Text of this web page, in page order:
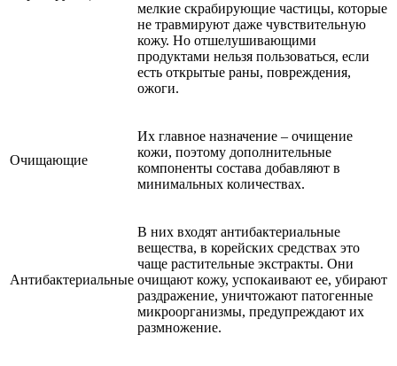
мелкие скрабирующие частицы, которые
не травмируют даже чувствительную
кожу. Но отшелушивающими
продуктами нельзя пользоваться, если
есть открытые раны, повреждения,
ожоги.
Очищающие
Их главное назначение – очищение
кожи, поэтому дополнительные
компоненты состава добавляют в
минимальных количествах.
Антибактериальные
В них входят антибактериальные
вещества, в корейских средствах это
чаще растительные экстракты. Они
очищают кожу, успокаивают ее, убирают
раздражение, уничтожают патогенные
микроорганизмы, предупреждают их
размножение.